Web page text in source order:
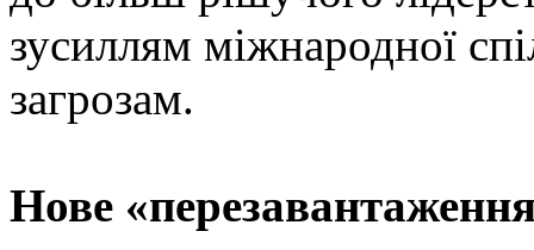
зусиллям міжнародної
загрозам.
Нове